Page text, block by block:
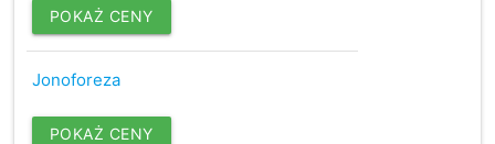
POKAŻ CENY
Jonoforeza
POKAŻ CENY